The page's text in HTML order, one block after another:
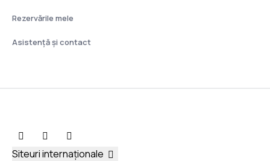
Rezervările mele
Asistenţă şi contact
Siteuri internaționale